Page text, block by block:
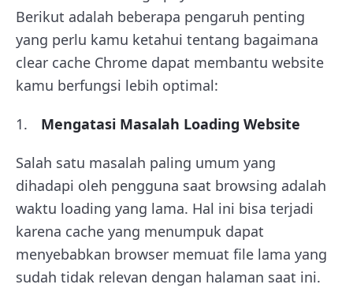
Berikut adalah beberapa pengaruh penting
yang perlu kamu ketahui tentang bagaimana
clear cache Chrome dapat membantu website
kamu berfungsi lebih optimal:
Mengatasi Masalah Loading Website
Salah satu masalah paling umum yang
dihadapi oleh pengguna saat browsing adalah
waktu loading yang lama. Hal ini bisa terjadi
karena cache yang menumpuk dapat
menyebabkan browser memuat file lama yang
sudah tidak relevan dengan halaman saat ini.